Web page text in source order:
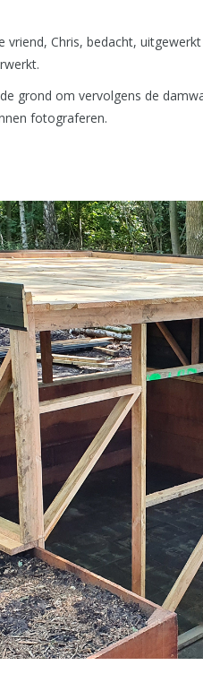
Chris, bedacht,
grond om vervolgens de
fotograferen.